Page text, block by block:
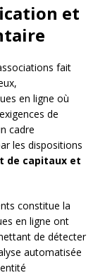
et
fait
en ligne où
de
cadre
les dispositions
de capitaux et
constitue la
en ligne ont
de détecter
automatisée